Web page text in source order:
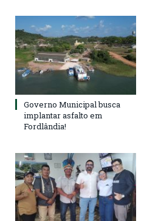
Governo Municipal busca
implantar asfalto em
Fordlândia!